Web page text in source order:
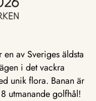
av Sveriges äldsta
i det vackra
unik flora. Banan är
utmanande golfhål!